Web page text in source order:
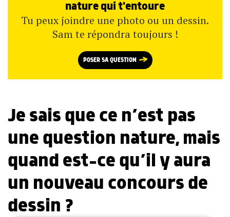
nature qui t'entoure
Tu peux joindre une photo ou un dessin.
Sam te répondra toujours !
POSER SA QUESTION
Je sais que ce n’est pas
une question nature, mais
quand est-ce qu’il y aura
un nouveau concours de
dessin ?